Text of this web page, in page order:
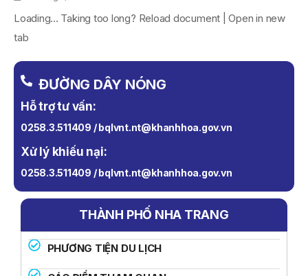
Loading... Taking too long? Reload document | Open in new
tab
ĐƯỜNG DÂY NÓNG
Hỗ trợ tư vấn:
0258.3.511409 / bqlvnt.nt@khanhhoa.gov.vn
Xử lý khiếu nại:
0258.3.511409 / bqlvnt.nt@khanhhoa.gov.vn
THÀNH PHỐ NHA TRANG
PHƯƠNG TIỆN DU LỊCH